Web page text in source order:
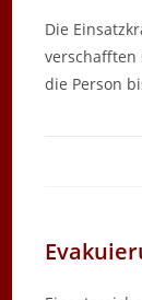
Die
die Person